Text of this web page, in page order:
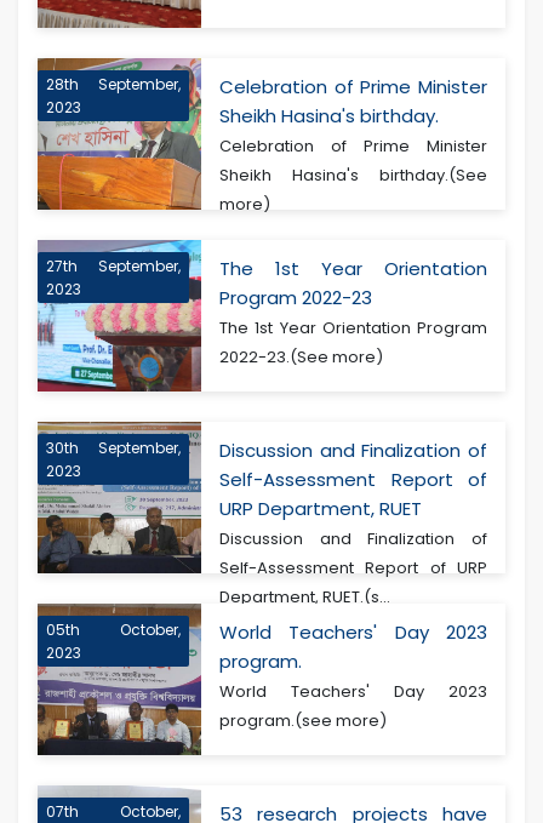
28th September,
2023
Celebration of Prime Minister
Sheikh Hasina's birthday.
Celebration of Prime Minister
Sheikh Hasina's birthday.(See
more)
27th September,
2023
The 1st Year Orientation
Program 2022-23
The 1st Year Orientation Program
2022-23.(See more)
30th September,
2023
Discussion and Finalization of
Self-Assessment Report of
URP Department, RUET
Discussion and Finalization of
Self-Assessment Report of URP
Department, RUET.(s...
05th October,
2023
World Teachers' Day 2023
program.
World Teachers' Day 2023
program.(see more)
07th October, 53 research projects have